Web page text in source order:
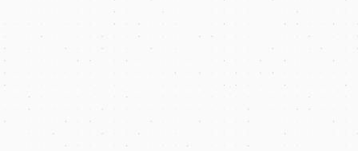
Nowoczesny design, responsywne strony i lepsze
pozycje w Google — tworzone przez agencję
WordPress z Gdańska.